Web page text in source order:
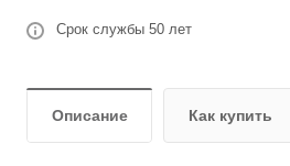
Срок службы 50 лет
Описание Как купить